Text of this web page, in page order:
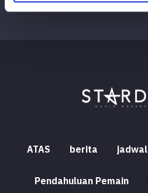
ATAS berita jadwal
Pendahuluan Pemain